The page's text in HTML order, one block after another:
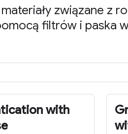
związane z
filtrów i paska
with